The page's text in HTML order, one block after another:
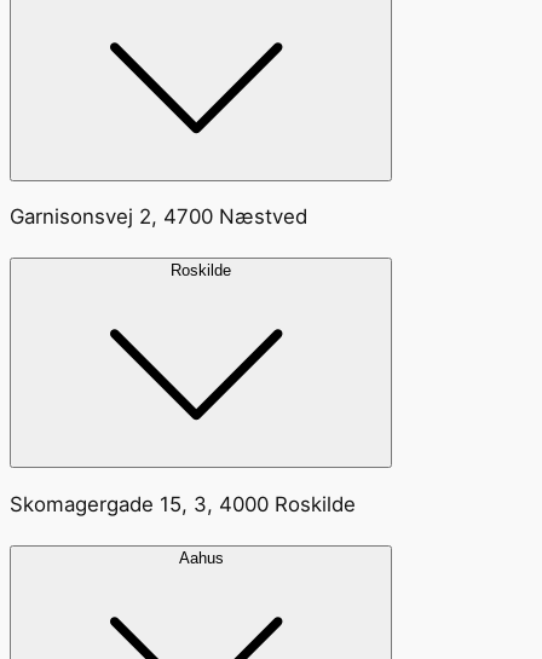
Garnisonsvej 2, 4700 Næstved
Roskilde
Skomagergade 15, 3, 4000 Roskilde
Aahus